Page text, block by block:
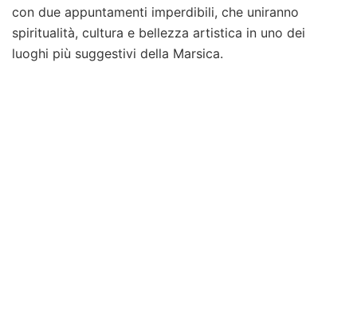
con due appuntamenti imperdibili, che uniranno
spiritualità, cultura e bellezza artistica in uno dei
luoghi più suggestivi della Marsica.